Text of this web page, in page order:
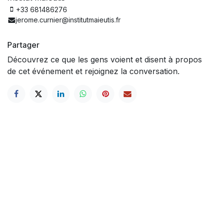
+33 681486276
jerome.curnier@institutmaieutis.fr
Partager
Découvrez ce que les gens voient et disent à propos
de cet événement et rejoignez la conversation.